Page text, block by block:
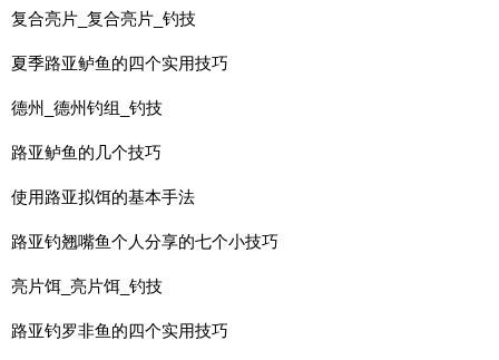
复合亮片_复合亮片_钓技
夏季路亚鲈鱼的四个实用技巧
德州_德州钓组_钓技
路亚鲈鱼的几个技巧
使用路亚拟饵的基本手法
路亚钓翘嘴鱼个人分享的七个小技巧
亮片饵_亮片饵_钓技
路亚钓罗非鱼的四个实用技巧